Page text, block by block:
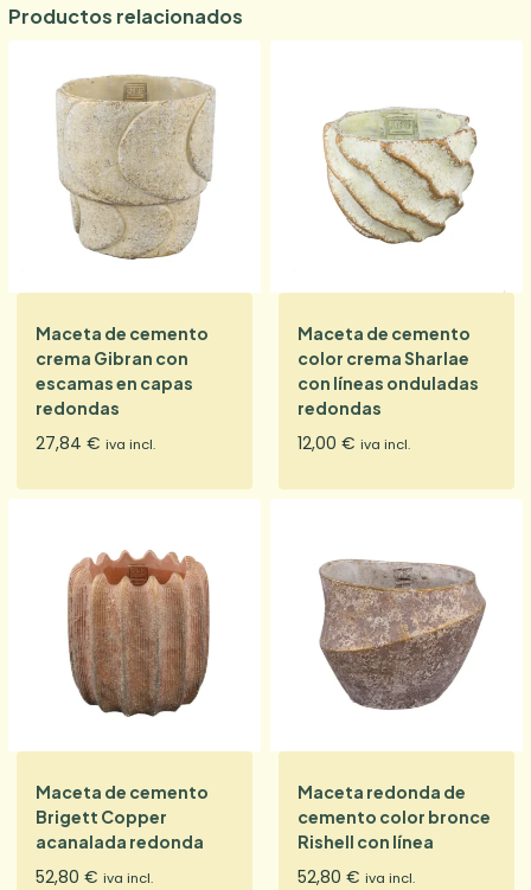
Productos relacionados
Maceta de cemento
crema Gibran con
escamas en capas
redondas
27,84€ iva incl.
Maceta de cemento
color crema Sharlae
con líneas onduladas
redondas
12,00 € iva incl.
Maceta de cemento
Brigett Copper
acanalada redonda
52,80€ iva incl.
Maceta redonda de
cemento color bronce
Rishell con línea
52,80 € iva incl.